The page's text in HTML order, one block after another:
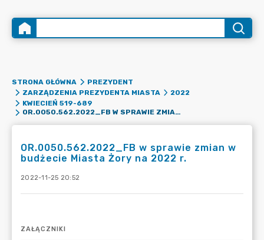
STRONA GŁÓWNA
PREZYDENT
ZARZĄDZENIA PREZYDENTA MIASTA
2022
KWIECIEŃ 519-689
OR.0050.562.2022_FB W SPRAWIE ZMIAN W BUDŻECIE MIASTA ŻORY NA 2022 R.
OR.0050.562.2022_FB w sprawie zmian w
budżecie Miasta Żory na 2022 r.
2022-11-25 20:52
ZAŁĄCZNIKI